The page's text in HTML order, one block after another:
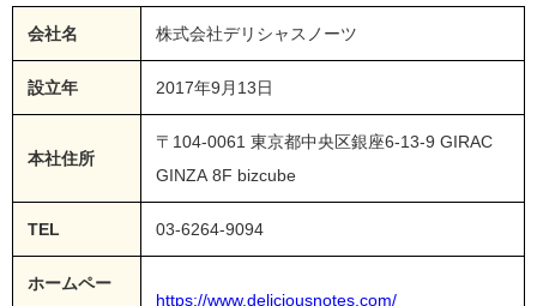
会社名 株式会社デリシャスノーツ
設立年 2017年9月13日
本社住所
〒104-0061 東京都中央区銀座6-13-9 GIRAC
GINZA 8F bizcube
TEL 03-6264-9094
ホームペー
https://www.deliciousnotes.com/